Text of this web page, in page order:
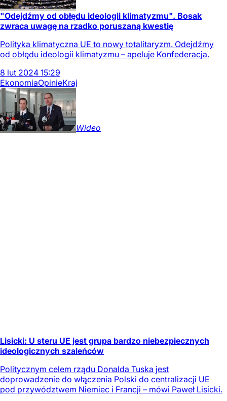
"Odejdźmy od obłędu ideologii klimatyzmu". Bosak
zwraca uwagę na rzadko poruszaną kwestię
Polityka klimatyczna UE to nowy totalitaryzm. Odejdźmy
od obłędu ideologii klimatyzmu – apeluje Konfederacja.
8 lut 2024 15:29
EkonomiaOpinieKraj
Wideo
Lisicki: U steru UE jest grupa bardzo niebezpiecznych
ideologicznych szaleńców
Politycznym celem rządu Donalda Tuska jest
doprowadzenie do włączenia Polski do centralizacji UE
pod przywództwem Niemiec i Francji – mówi Paweł Lisicki.